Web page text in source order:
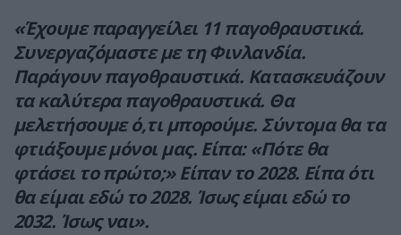
«Έχουμε παραγγείλει 11 παγοθραυστικά.
Συνεργαζόμαστε με τη Φινλανδία.
Παράγουν παγοθραυστικά. Κατασκευάζουν
τα καλύτερα παγοθραυστικά. Θα
μελετήσουμε ό,τι μπορούμε. Σύντομα θα τα
φτιάξουμε μόνοι μας. Είπα: «Πότε θα
φτάσει το πρώτο;» Είπαν το 2028. Είπα ότι
θα είμαι εδώ το 2028. Ίσως είμαι εδώ το
2032. Ίσως ναι».